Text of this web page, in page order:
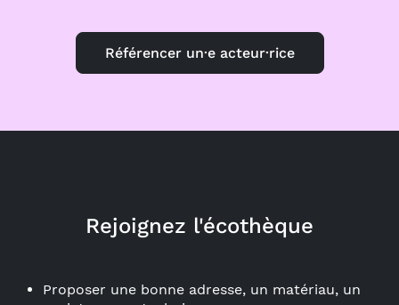
Référencer un·e acteur·rice
Rejoignez l'écothèque
Proposer une bonne adresse, un matériau, un